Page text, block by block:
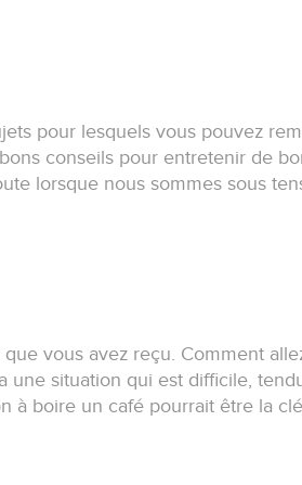
pour lesquels vous pouvez
conseils pour entretenir de
lorsque nous sommes sous
vous avez reçu. Comment
a une situation qui est difficile,
à boire un café pourrait être la